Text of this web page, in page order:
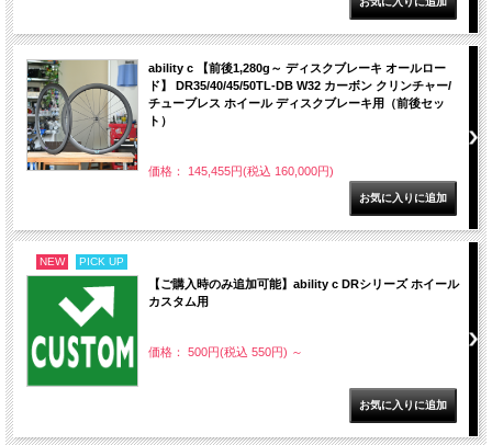
ability c 【前後1,280g～ ディスクブレーキ オールロー
ド】 DR35/40/45/50TL-DB W32 カーボン クリンチャー/
チューブレス ホイール ディスクブレーキ用（前後セッ
ト）
価格： 145,455円(税込 160,000円)
NEW PICK UP
【ご購入時のみ追加可能】ability c DRシリーズ ホイール
カスタム用
価格： 500円(税込 550円) ～